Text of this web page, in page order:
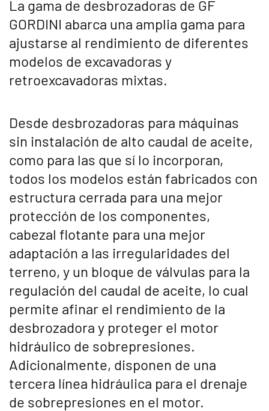
La gama de desbrozadoras de GF
GORDINI abarca una amplia gama para
ajustarse al rendimiento de diferentes
modelos de excavadoras y
retroexcavadoras mixtas.
Desde desbrozadoras para máquinas
sin instalación de alto caudal de aceite,
como para las que sí lo incorporan,
todos los modelos están fabricados con
estructura cerrada para una mejor
protección de los componentes,
cabezal flotante para una mejor
adaptación a las irregularidades del
terreno, y un bloque de válvulas para la
regulación del caudal de aceite, lo cual
permite afinar el rendimiento de la
desbrozadora y proteger el motor
hidráulico de sobrepresiones.
Adicionalmente, disponen de una
tercera línea hidráulica para el drenaje
de sobrepresiones en el motor.